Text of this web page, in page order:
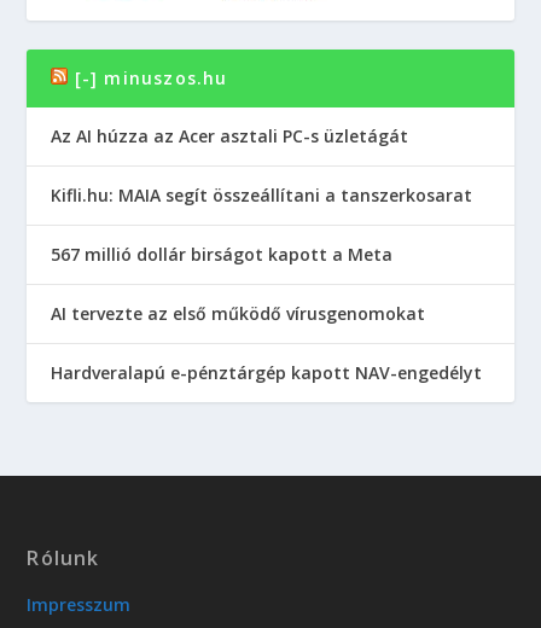
[-] minuszos.hu
Az AI húzza az Acer asztali PC-s üzletágát
Kifli.hu: MAIA segít összeállítani a tanszerkosarat
567 millió dollár birságot kapott a Meta
AI tervezte az első működő vírusgenomokat
Hardveralapú e-pénztárgép kapott NAV-engedélyt
Rólunk
Impresszum